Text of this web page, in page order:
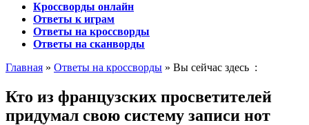
Кроссворды онлайн
Ответы к играм
Ответы на кроссворды
Ответы на сканворды
Главная » Ответы на кроссворды » Вы сейчас здесь :
Кто из французских просветителей
придумал свою систему записи нот